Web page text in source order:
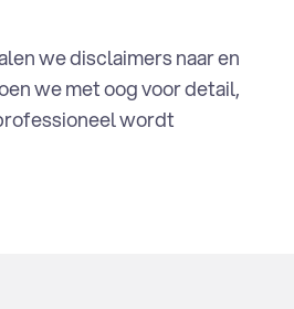
we disclaimers naar en
we met oog voor detail,
wordt